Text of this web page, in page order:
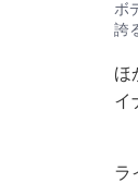
ボ
誇
ほ
イ
ラ